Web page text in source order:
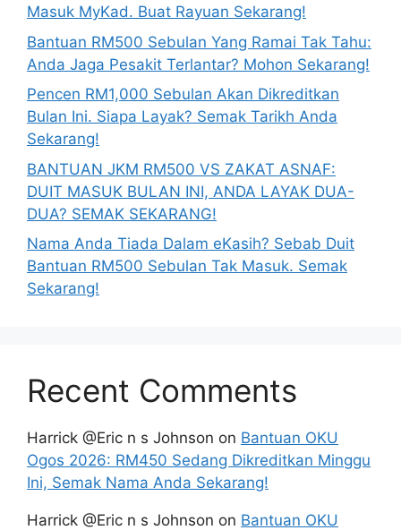
Masuk MyKad. Buat Rayuan Sekarang!
Bantuan RM500 Sebulan Yang Ramai Tak Tahu:
Anda Jaga Pesakit Terlantar? Mohon Sekarang!
Pencen RM1,000 Sebulan Akan Dikreditkan
Bulan Ini. Siapa Layak? Semak Tarikh Anda
Sekarang!
BANTUAN JKM RM500 VS ZAKAT ASNAF:
DUIT MASUK BULAN INI, ANDA LAYAK DUA-
DUA? SEMAK SEKARANG!
Nama Anda Tiada Dalam eKasih? Sebab Duit
Bantuan RM500 Sebulan Tak Masuk. Semak
Sekarang!
Recent Comments
Harrick @Eric n s Johnson on Bantuan OKU
Ogos 2026: RM450 Sedang Dikreditkan Minggu
Ini, Semak Nama Anda Sekarang!
Harrick @Eric n s Johnson on Bantuan OKU